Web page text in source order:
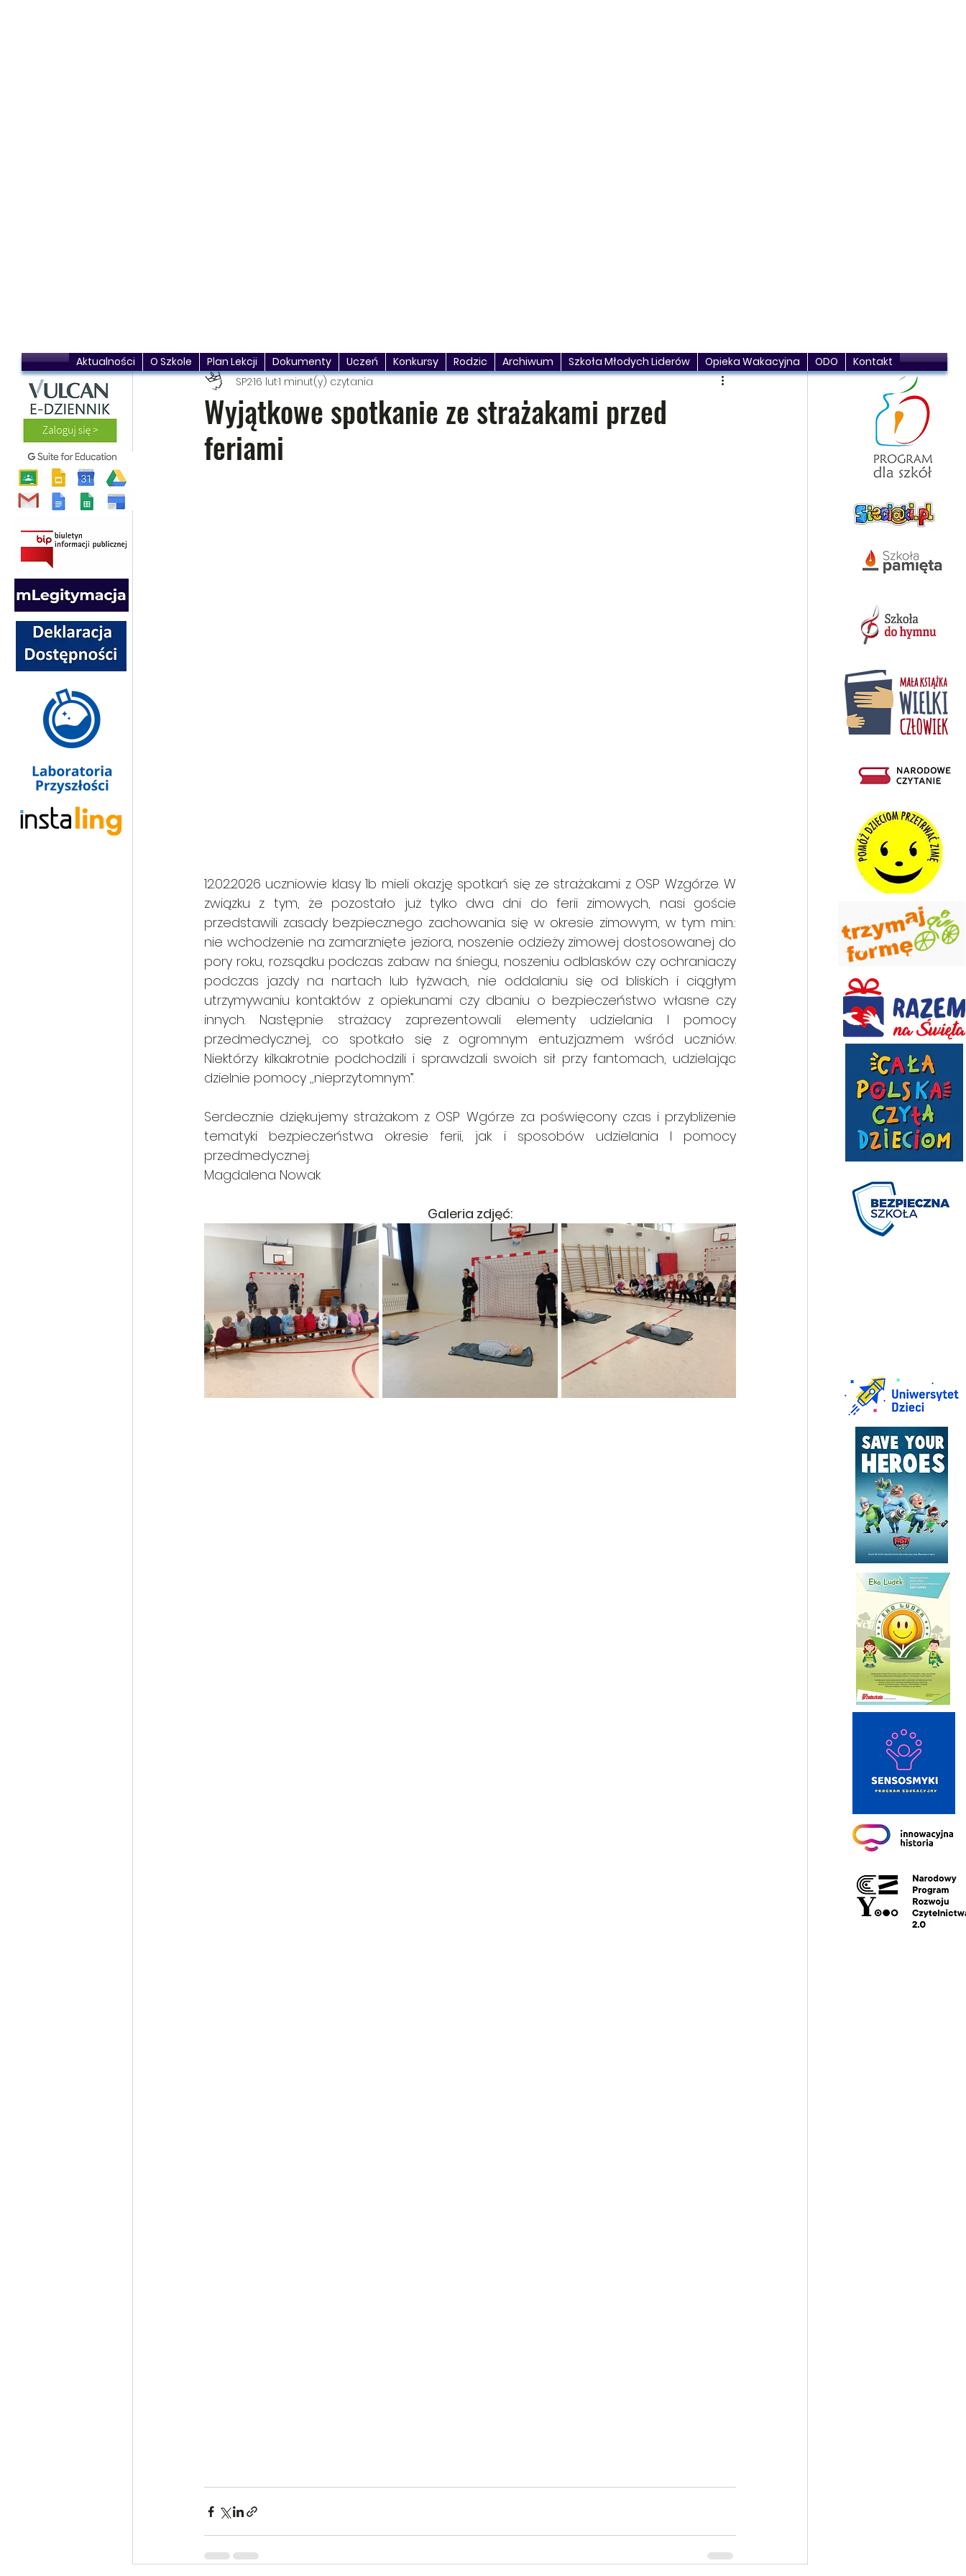
Wyjątkowe spotkanie ze strażakami przed
feriami
SP216 lut1 minut(y) czytania
12.02.2026 uczniowie klasy 1b mieli okazję spotkań się ze strażakami z OSP Wzgórze. W
związku z tym, że pozostało już tylko dwa dni do ferii zimowych, nasi goście
przedstawili zasady bezpiecznego zachowania się w okresie zimowym, w tym min.:
nie wchodzenie na zamarznięte jeziora, noszenie odzieży zimowej dostosowanej do
pory roku, rozsądku podczas zabaw na śniegu, noszeniu odblasków czy ochraniaczy
podczas jazdy na nartach lub łyżwach, nie oddalaniu się od bliskich i ciągłym
utrzymywaniu kontaktów z opiekunami czy dbaniu o bezpieczeństwo własne czy
innych. Następnie strażacy zaprezentowali elementy udzielania I pomocy
przedmedycznej, co spotkało się z ogromnym entuzjazmem wśród uczniów.
Niektórzy kilkakrotnie podchodzili i sprawdzali swoich sił przy fantomach, udzielając
dzielnie pomocy ,,nieprzytomnym”.
Serdecznie dziękujemy strażakom z OSP Wgórze za poświęcony czas i przybliżenie
tematyki bezpieczeństwa okresie ferii, jak i sposobów udzielania I pomocy
przedmedycznej.
Magdalena Nowak
Galeria zdjęć:
Aktualności O Szkole Plan Lekcji Dokumenty Uczeń Konkursy Rodzic Archiwum Szkoła Młodych Liderów Opieka Wakacyjna ODO Kontakt